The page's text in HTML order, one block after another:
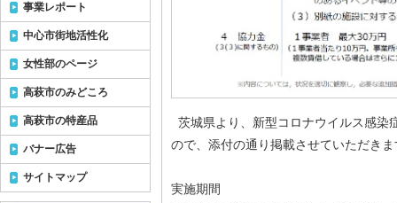
茨城県より、新型コロナウイルス感染
ので、添付の通り掲載させていただきま
実施期間
事業レポート
中心市街地活性化
女性部のページ
高萩市のみどころ
高萩市の特産品
バナー広告
サイトマップ